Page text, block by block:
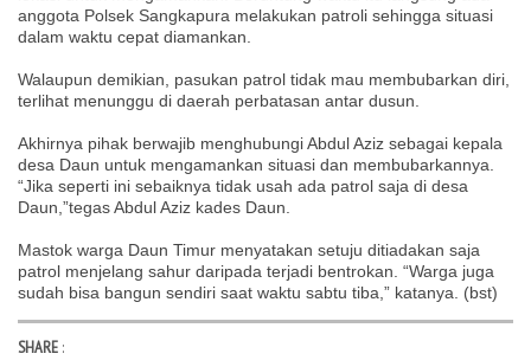
anggota Polsek Sangkapura melakukan patroli sehingga situasi
dalam waktu cepat diamankan.
Walaupun demikian, pasukan patrol tidak mau membubarkan diri,
terlihat menunggu di daerah perbatasan antar dusun.
Akhirnya pihak berwajib menghubungi Abdul Aziz sebagai kepala
desa Daun untuk mengamankan situasi dan membubarkannya.
“Jika seperti ini sebaiknya tidak usah ada patrol saja di desa
Daun,”tegas Abdul Aziz kades Daun.
Mastok warga Daun Timur menyatakan setuju ditiadakan saja
patrol menjelang sahur daripada terjadi bentrokan. “Warga juga
sudah bisa bangun sendiri saat waktu sabtu tiba,” katanya. (bst)
SHARE :